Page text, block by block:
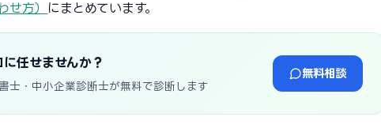
せ方）
にまとめています。
任せませんか？
士・中小企業診断士が無料で診断します
無料相談